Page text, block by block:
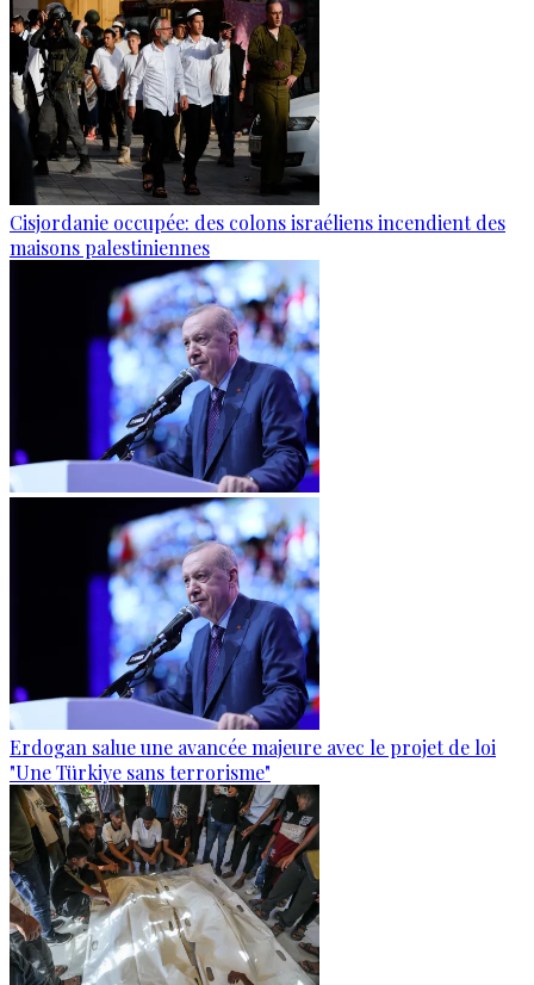
Cisjordanie occupée: des colons israéliens incendient des
maisons palestiniennes
Erdogan salue une avancée majeure avec le projet de loi
"Une Türkiye sans terrorisme"